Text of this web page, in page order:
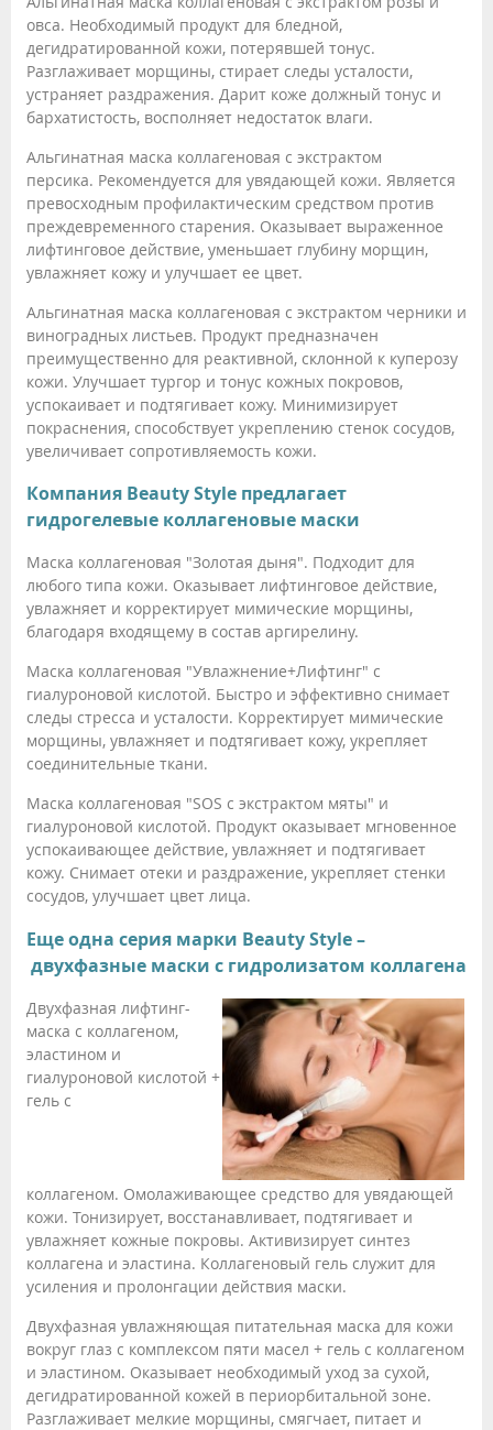
овса. Необходимый продукт для бледной,
дегидратированной кожи, потерявшей тонус.
Разглаживает морщины, стирает следы усталости,
устраняет раздражения. Дарит коже должный тонус и
бархатистость, восполняет недостаток влаги.
Альгинатная маска коллагеновая с экстрактом
персика. Рекомендуется для увядающей кожи. Является
превосходным профилактическим средством против
преждевременного старения. Оказывает выраженное
лифтинговое действие, уменьшает глубину морщин,
увлажняет кожу и улучшает ее цвет.
Альгинатная маска коллагеновая с экстрактом черники и
виноградных листьев. Продукт предназначен
преимущественно для реактивной, склонной к куперозу
кожи. Улучшает тургор и тонус кожных покровов,
успокаивает и подтягивает кожу. Минимизирует
покраснения, способствует укреплению стенок сосудов,
увеличивает сопротивляемость кожи.
Компания Beauty Style предлагает
гидрогелевые коллагеновые маски
Маска коллагеновая "Золотая дыня". Подходит для
любого типа кожи. Оказывает лифтинговое действие,
увлажняет и корректирует мимические морщины,
благодаря входящему в состав аргирелину.
Маска коллагеновая "Увлажнение+Лифтинг" с
гиалуроновой кислотой. Быстро и эффективно снимает
следы стресса и усталости. Корректирует мимические
морщины, увлажняет и подтягивает кожу, укрепляет
соединительные ткани.
Маска коллагеновая "SOS с экстрактом мяты" и
гиалуроновой кислотой. Продукт оказывает мгновенное
успокаивающее действие, увлажняет и подтягивает
кожу. Снимает отеки и раздражение, укрепляет стенки
сосудов, улучшает цвет лица.
Еще одна серия марки Beauty Style –
двухфазные маски с гидролизатом коллагена
Двухфазная лифтинг-
маска с коллагеном,
эластином и
гиалуроновой кислотой +
гель с
коллагеном. Омолаживающее средство для увядающей
кожи. Тонизирует, восстанавливает, подтягивает и
увлажняет кожные покровы. Активизирует синтез
коллагена и эластина. Коллагеновый гель служит для
усиления и пролонгации действия маски.
Двухфазная увлажняющая питательная маска для кожи
вокруг глаз с комплексом пяти масел + гель с коллагеном
и эластином. Оказывает необходимый уход за сухой,
дегидратированной кожей в периорбитальной зоне.
Разглаживает мелкие морщины, смягчает, питает и